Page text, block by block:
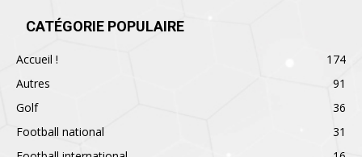
CATÉGORIE POPULAIRE
Accueil !
174
Autres
91
Golf
36
Football national
31